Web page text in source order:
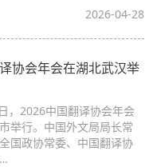
2026-04-28
协会年会在湖北武汉举
，2026中国翻译协会年会
举行。中国外文局局长常
国政协常委、中国翻译协